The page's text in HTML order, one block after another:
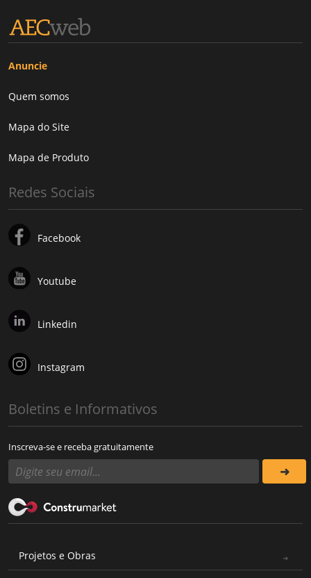
Anuncie
Quem somos
Mapa do Site
Mapa de Produto
Redes Sociais
Facebook
Youtube
Linkedin
Instagram
Boletins e Informativos
Inscreva-se e receba gratuitamente
Projetos e Obras